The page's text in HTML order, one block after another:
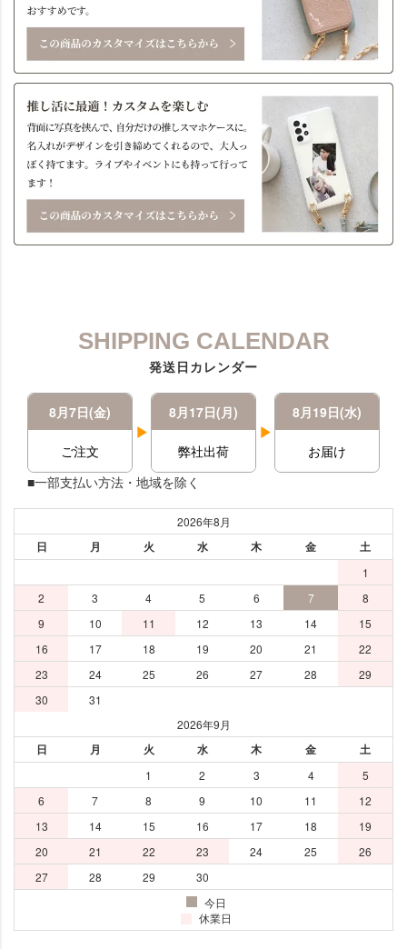
SHIPPING CALENDAR
発送日カレンダー